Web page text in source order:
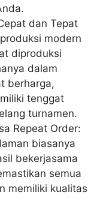
dan Tepat
modern
diproduksi
dalam
berharga,
tenggat
turnamen.
Repeat Order:
biasanya
bekerjasama
semua
memiliki kualitas